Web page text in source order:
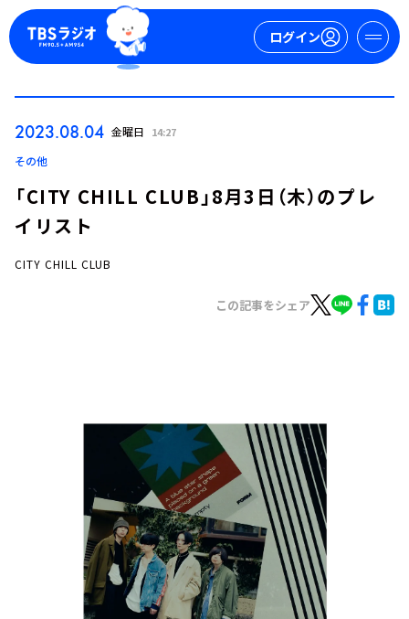
ログイン
お知らせ
イベント・グッズ
会社情報
2023.08.04 金曜日 14:27
その他
「CITY CHILL CLUB」8月3日（木）のプレ
イリスト
CITY CHILL CLUB
この記事をシェア